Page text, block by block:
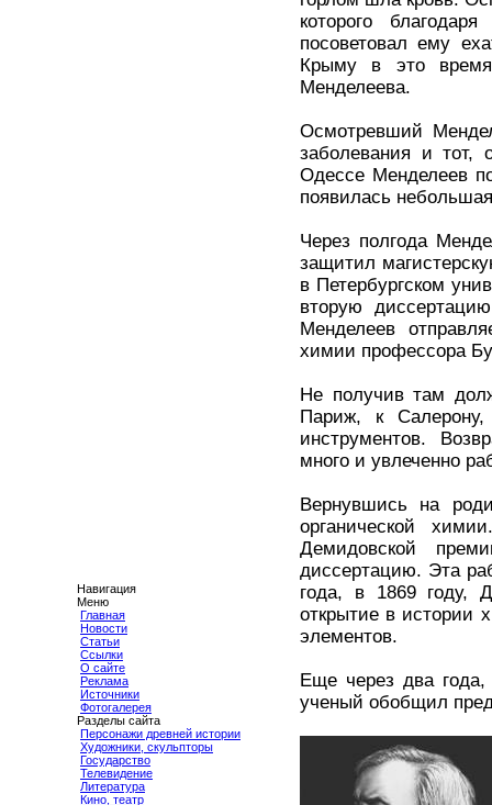
Навигация
Меню
Главная
Новости
Статьи
Ссылки
О сайте
Реклама
Источники
Фотогалерея
Разделы сайта
Персонажи древней истории
Художники, скульпторы
Государство
Телевидение
Литература
Кино, театр
которого
посоветовал ему
Крыму в это
Менделеева.
Осмотревший
заболевания и тот,
Одессе Менделеев
появилась
Через полгода
защитил
в Петербургском
вторую
Менделеев
химии профессора
Не получив там
Париж, к Салерону,
инструментов.
много и увлеченно
Вернувшись на
органической
Демидовской
диссертацию. Эта
года, в 1869 году,
открытие в истории
элементов.
Еще через два
ученый обобщил